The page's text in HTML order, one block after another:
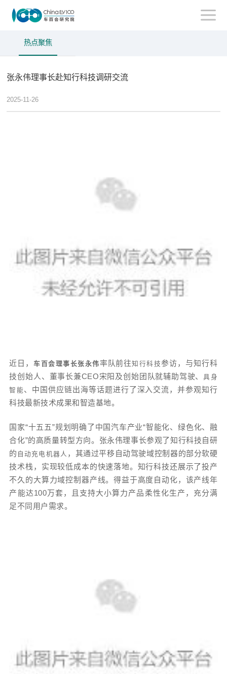
热点聚焦
张永伟理事长赴知行科技调研交流
2025-11-26
近日，车百会理事长张永伟率队前往知行科技参访，与知行科
技创始人、董事长兼CEO宋阳及创始团队就辅助驾驶、具身
智能、中国供应链出海等话题进行了深入交流，并参观知行
科技最新技术成果和智造基地。
国家“十五五”规划明确了中国汽车产业“智能化、绿色化、融
合化”的高质量转型方向。张永伟理事长参观了知行科技自研
的 自动充电机器人 ，其通过平移自动驾驶域控制器的部分软硬
技术栈，实现较低成本的快速落地。知行科技还展示了投产
不久的大算力域控制器产线。得益于高度自动化，该产线年
产能达100万套，且支持大小算力产品柔性化生产，充分满
足不同用户需求。